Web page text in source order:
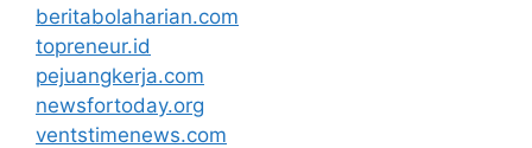
beritabolaharian.com
topreneur.id
pejuangkerja.com
newsfortoday.org
ventstimenews.com